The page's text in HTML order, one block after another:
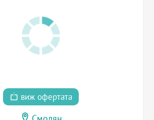
виж офертата